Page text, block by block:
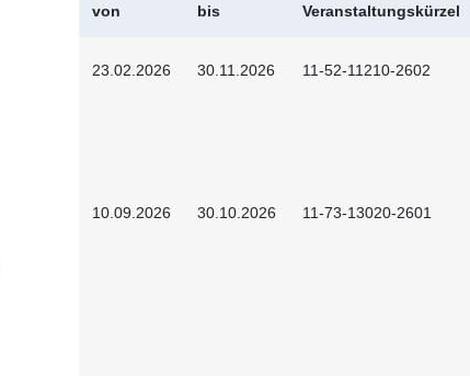
von bis Veranstaltungskürzel
23.02.2026 30.11.2026 11-52-11210-2602
10.09.2026 30.10.2026 11-73-13020-2601